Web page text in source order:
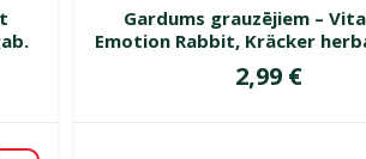
Gardums grauzējiem –
Emotion Rabbit, Kräcker
Cena
2,99 €